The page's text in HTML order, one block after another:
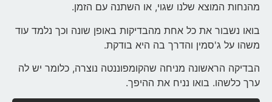
מהנחות המוצא שלנו שגוי, או השתנה עם הזמן.
בואו נשבור את כל אחת מהבדיקות באופן שונה וכך נלמד עוד
משהו על ג'סמין והדרך בה היא בודקת.
הבדיקה הראשונה מניחה שהקומפוננטה נוצרה, כלומר יש לה
ערך כלשהו. בואו נניח את ההיפך.